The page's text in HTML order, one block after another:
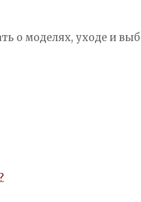
о моделях, уходе и